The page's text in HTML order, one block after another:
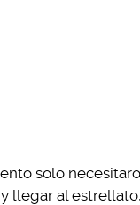
solo
llegar al